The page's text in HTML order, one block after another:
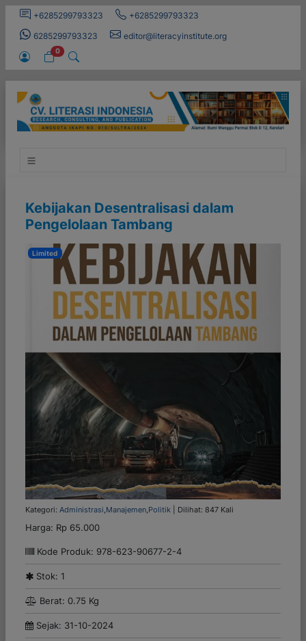
+6285299793323
+6285299793323
6285299793323
editor@literacyinstitute.org
0
Kebijakan Desentralisasi dalam
Pengelolaan Tambang
Limited
Kategori: Administrasi Manajemen Politik | Dilihat: 847 Kali
Harga: Rp 65.000
Kode Produk: 978-623-90677-2-4
Stok: 1
Berat: 0.75 Kg
Sejak: 31-10-2024